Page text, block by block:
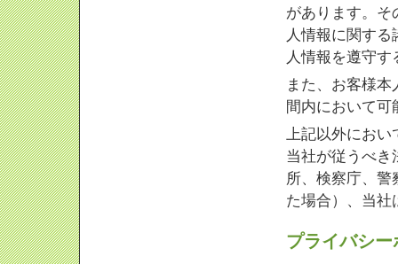
があります。そ
人情報に関す
人情報を遵守
また、お客様
間内において
上記以外におい
当社が従うべき
所、検察庁、警
た場合）、当社
プライバシ